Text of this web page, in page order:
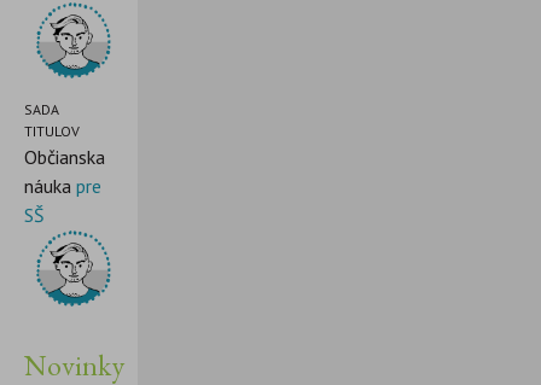
SADA
TITULOV
Občianska
náuka pre
SŠ
Novinky